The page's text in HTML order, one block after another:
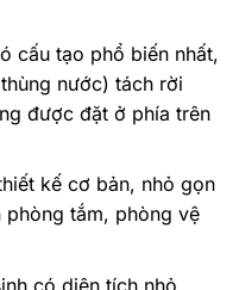
cấu tạo phổ biến nhất,
nước) tách rời
được đặt ở phía trên
kế cơ bản, nhỏ gọn
tắm, phòng vệ
có diện tích nhỏ,